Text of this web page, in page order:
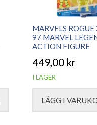
MARVELS
97 MARVEL
ACTION FIGURE
449,00 kr
I LAGER
LÄGG I